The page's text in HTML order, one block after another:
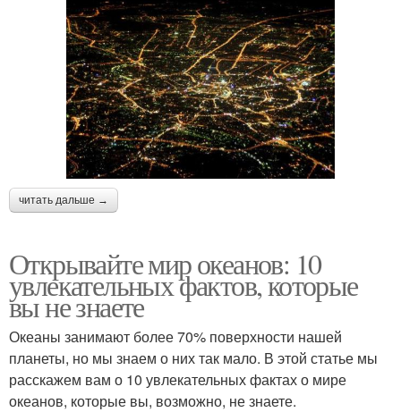
читать дальше →
Открывайте мир океанов: 10
увлекательных фактов, которые
вы не знаете
Океаны занимают более 70% поверхности нашей
планеты, но мы знаем о них так мало. В этой статье мы
расскажем вам о 10 увлекательных фактах о мире
океанов, которые вы, возможно, не знаете.